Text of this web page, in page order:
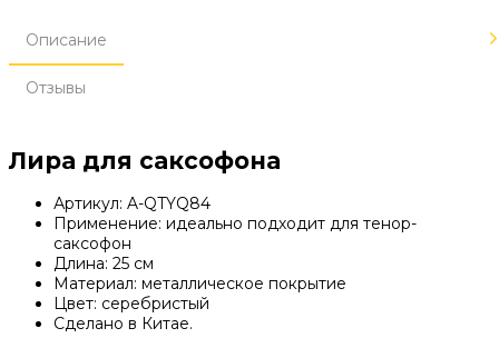
Описание
Отзывы
Лира для саксофона
Артикул: A-QTYQ84
Применение: идеально подходит для тенор-
саксофон
Длина: 25 см
Материал: металлическое покрытие
Цвет: серебристый
Сделано в Китае.